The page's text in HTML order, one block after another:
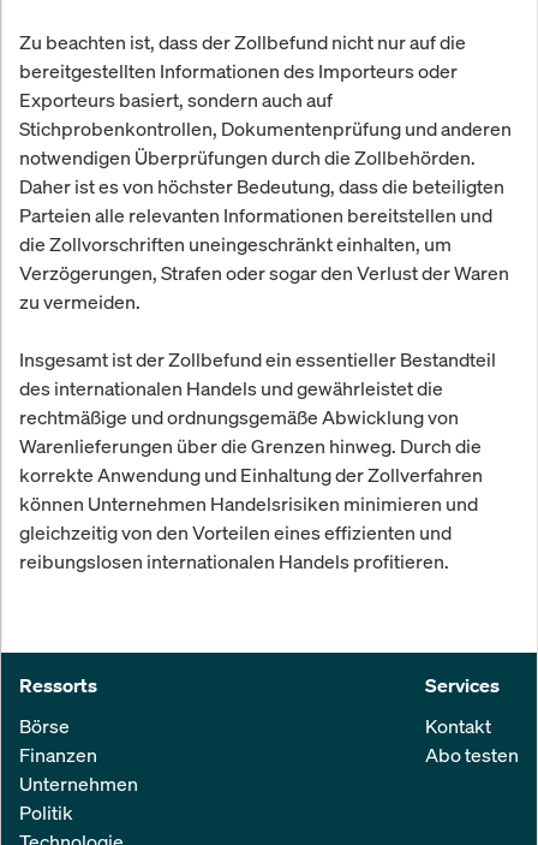
Zu beachten ist, dass der Zollbefund nicht nur auf die
bereitgestellten Informationen des Importeurs oder
Exporteurs basiert, sondern auch auf
Stichprobenkontrollen, Dokumentenprüfung und anderen
notwendigen Überprüfungen durch die Zollbehörden.
Daher ist es von höchster Bedeutung, dass die beteiligten
Parteien alle relevanten Informationen bereitstellen und
die Zollvorschriften uneingeschränkt einhalten, um
Verzögerungen, Strafen oder sogar den Verlust der Waren
zu vermeiden.
Insgesamt ist der Zollbefund ein essentieller Bestandteil
des internationalen Handels und gewährleistet die
rechtmäßige und ordnungsgemäße Abwicklung von
Warenlieferungen über die Grenzen hinweg. Durch die
korrekte Anwendung und Einhaltung der Zollverfahren
können Unternehmen Handelsrisiken minimieren und
gleichzeitig von den Vorteilen eines effizienten und
reibungslosen internationalen Handels profitieren.
Ressorts
Börse
Finanzen
Unternehmen
Politik
Services
Kontakt
Abo testen